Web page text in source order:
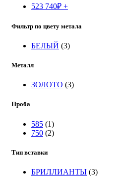
523 740₽ +
Фильтр по цвету метала
БЕЛЫЙ (3)
Металл
ЗОЛОТО (3)
Проба
585 (1)
750 (2)
Тип вставки
БРИЛЛИАНТЫ (3)